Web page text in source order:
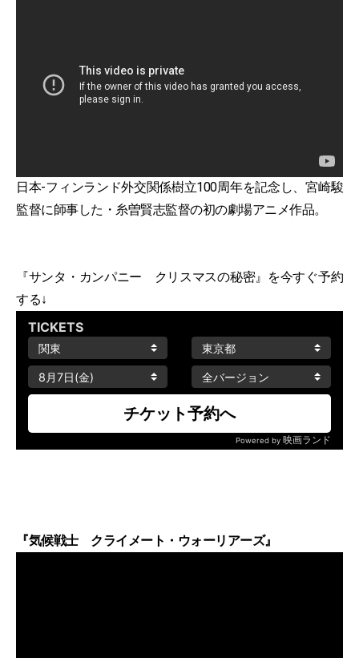
日本-フィンランド外交関係樹立100周年を記念し、宮崎駿
監督に師事した・糸曽賢志監督の初の劇場アニメ作品。
『サンタ・カンパニー クリスマスの秘密』を今すぐ予約
する↓
『気候戦士 クライメート・ウォーリアーズ』